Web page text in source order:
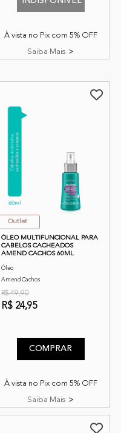
À vista no Pix com 5% OFF
Saiba Mais
Outlet
ÓLEO MULTIFUNCIONAL PARA
CABELOS CACHEADOS
AMEND CACHOS 60ML
Óleo
Amend Cachos
R$ 49,90
R$ 24,95
COMPRAR
À vista no Pix com 5% OFF
Saiba Mais